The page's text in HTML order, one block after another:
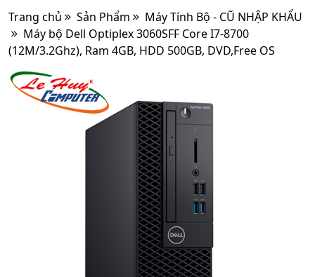
Trang chủ Sản Phẩm
Máy Tính Bộ - CŨ NHẬP KHẨU
Máy bộ Dell Optiplex 3060SFF Core I7-8700
(12M/3.2Ghz), Ram 4GB, HDD 500GB, DVD,Free OS